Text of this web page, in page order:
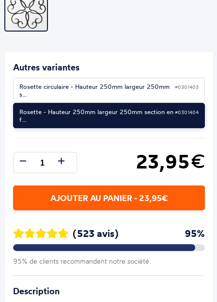
Autres variantes
Rosette circulaire - Hauteur 250mm largeur 250mm
s…
#0301403
Rosette - Hauteur 250mm largeur 250mm section en
f…
#0301404
23,95€
AJOUTER AU PANIER - 23,95€
(523 avis) 95%
95% de clients recommandent notre société.
Description